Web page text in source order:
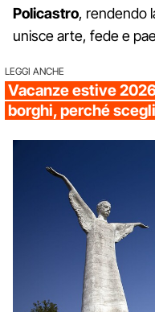
Policastro, rendendo
unisce arte, fede e
LEGGI ANCHE
Vacanze estive
borghi, perché